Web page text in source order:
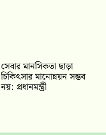
সেবার মানসিকতা ছাড়া
চিকিৎসার মানোন্নয়ন সম্ভব
নয়: প্রধানমন্ত্রী